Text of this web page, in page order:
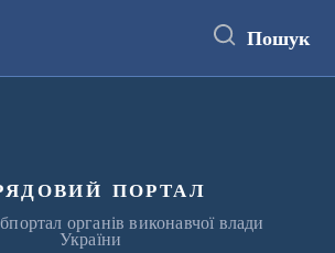
Пошук
портал
органів виконавчої влади
України